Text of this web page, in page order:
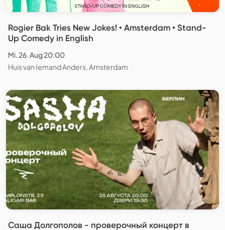
Rogier Bak Tries New Jokes! • Amsterdam • Stand-
Up Comedy in English
Mi. 26. Aug 20:00
Huis van Iemand Anders, Amsterdam
Саша Долгополов - проверочный концерт в